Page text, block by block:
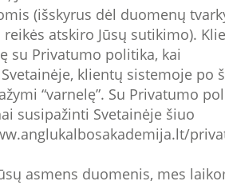
(išskyrus dėl duomenų
atskiro Jūsų sutikimo).
su Privatumo politika, kai
klientų sistemoje po
“varnelę”. Su Privatumo
susipažinti Svetainėje šiuo
asmens duomenis, mes